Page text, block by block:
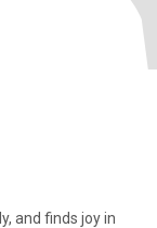
and finds joy in